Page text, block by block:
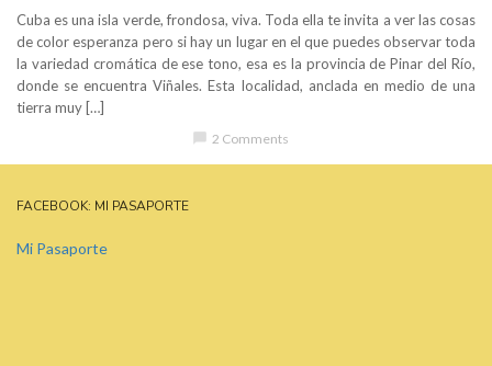
Cuba es una isla verde, frondosa, viva. Toda ella te invita a ver las cosas
de color esperanza pero si hay un lugar en el que puedes observar toda
la variedad cromática de ese tono, esa es la provincia de Pinar del Río,
donde se encuentra Viñales. Esta localidad, anclada en medio de una
tierra muy […]
2 Comments
FACEBOOK: MI PASAPORTE
Mi Pasaporte